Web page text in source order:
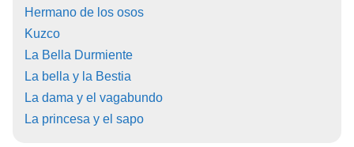
Hermano de los osos
Kuzco
La Bella Durmiente
La bella y la Bestia
La dama y el vagabundo
La princesa y el sapo